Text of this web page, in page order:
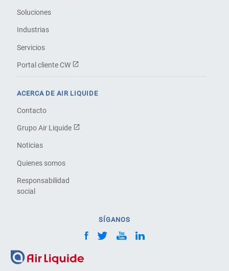
Soluciones
Industrias
Servicios
Portal cliente CW
ACERCA DE AIR LIQUIDE
Contacto
Grupo Air Liquide
Noticias
Quienes somos
Responsabilidad
social
SÍGANOS